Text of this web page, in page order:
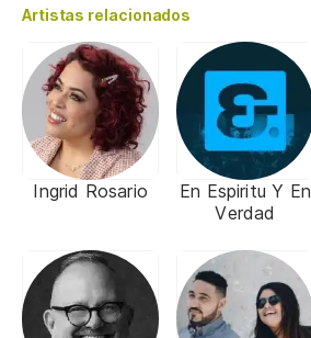
Artistas relacionados
Ingrid Rosario
En Espiritu Y En
Verdad